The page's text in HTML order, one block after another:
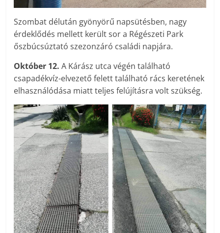
Szombat délután gyönyörű napsütésben, nagy
érdeklődés mellett került sor a Régészeti Park
őszbúcsúztató szezonzáró családi napjára.
Október 12. A Kárász utca végén található
csapadékvíz-elvezető felett található rács keretének
elhasználódása miatt teljes felújításra volt szükség.